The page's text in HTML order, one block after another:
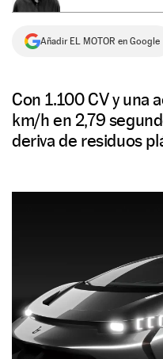
Añadir EL MOTOR en Google
Con 1.100 CV y una
km/h en 2,79
deriva de residuos